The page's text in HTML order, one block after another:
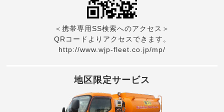
＜携帯専用SS検索へのアクセス＞
QRコードよりアクセスできます。
http://www.wjp-fleet.co.jp/mp/
地区限定サービス